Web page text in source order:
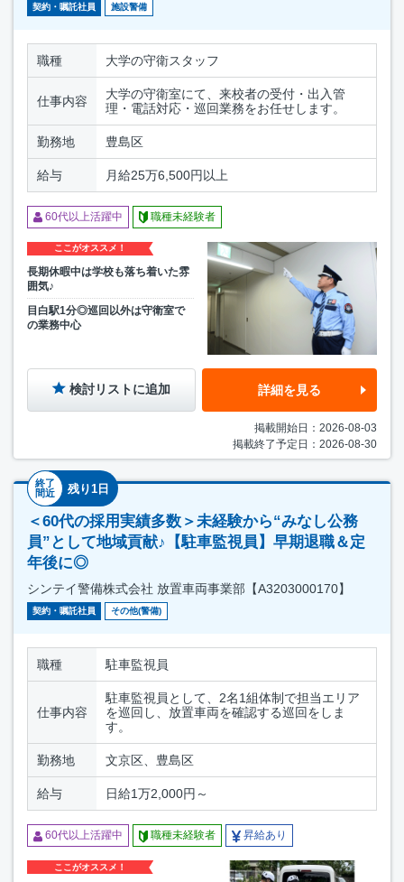
契約・嘱託社員 施設警備
職種 大学の守衛スタッフ
仕事内容
大学の守衛室にて、来校者の受付・出入管
理・電話対応・巡回業務をお任せします。
勤務地 豊島区
給与 月給25万6,500円以上
60代以上活躍中 職種未経験者
ここがオススメ！
長期休暇中は学校も落ち着いた雰
囲気♪
目白駅1分◎巡回以外は守衛室で
の業務中心
検討リストに追加 詳細を見る
掲載開始日：2026-08-03
掲載終了予定日：2026-08-30
終了
間近
残り1日
＜60代の採用実績多数＞未経験から“みなし公務
員”として地域貢献♪【駐車監視員】早期退職＆定
年後に◎
シンテイ警備株式会社 放置車両事業部【A3203000170】
契約・嘱託社員 その他(警備)
職種 駐車監視員
仕事内容
駐車監視員として、2名1組体制で担当エリア
を巡回し、放置車両を確認する巡回をしま
す。
勤務地 文京区、豊島区
給与 日給1万2,000円～
60代以上活躍中 職種未経験者 昇給あり
ここがオススメ！